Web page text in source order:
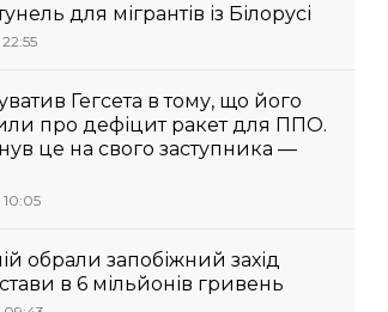
для мігрантів із Білорусі
Гегсета в тому, що його
про дефіцит ракет для ППО.
це на свого заступника —
обрали запобіжний захід
в 6 мільйонів гривень